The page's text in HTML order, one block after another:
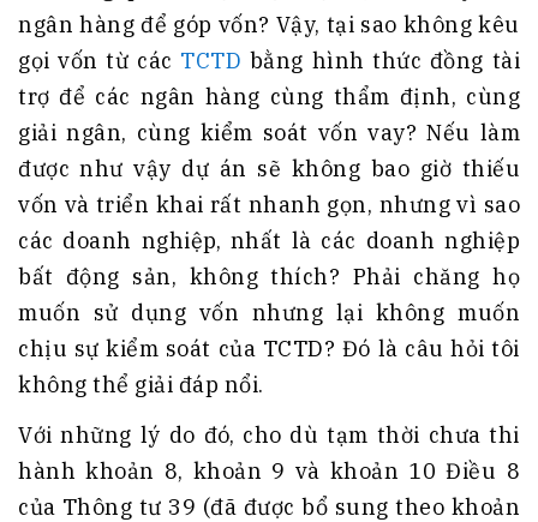
ngân hàng để góp vốn? Vậy, tại sao không kêu
gọi vốn từ các TCTD bằng hình thức đồng tài
trợ để các ngân hàng cùng thẩm định, cùng
giải ngân, cùng kiểm soát vốn vay? Nếu làm
được như vậy dự án sẽ không bao giờ thiếu
vốn và triển khai rất nhanh gọn, nhưng vì sao
các doanh nghiệp, nhất là các doanh nghiệp
bất động sản, không thích? Phải chăng họ
muốn sử dụng vốn nhưng lại không muốn
chịu sự kiểm soát của TCTD? Đó là câu hỏi tôi
không thể giải đáp nổi.
Với những lý do đó, cho dù tạm thời chưa thi
hành khoản 8, khoản 9 và khoản 10 Điều 8
của Thông tư 39 (đã được bổ sung theo khoản